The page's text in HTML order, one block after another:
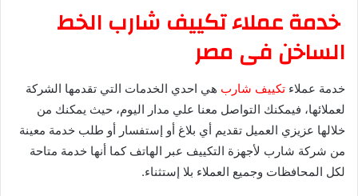
خدمة عملاء تكييف شارب الخط
الساخن فى مصر
خدمة عملاء تكييف شارب هي احدي الخدمات التي تقدمها الشركة
لعملائها، فيمكنك التواصل معنا علي مدار اليوم، حيث يمكنك من
خلالها عزيزي العميل تقديم أي بلاغ أو إستفسار أو طلب خدمة معينة
من شركة شارب لأجهزة التكييف عبر الهاتف كما أنها خدمة متاحة
لكل المحافظات وجميع العملاء بلا إستثناء.